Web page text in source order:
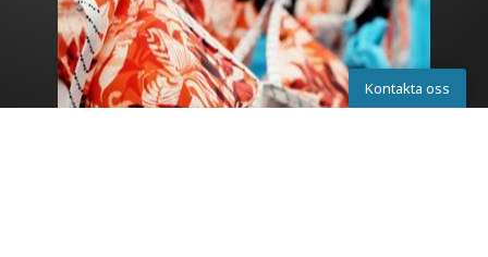
Kontakta oss